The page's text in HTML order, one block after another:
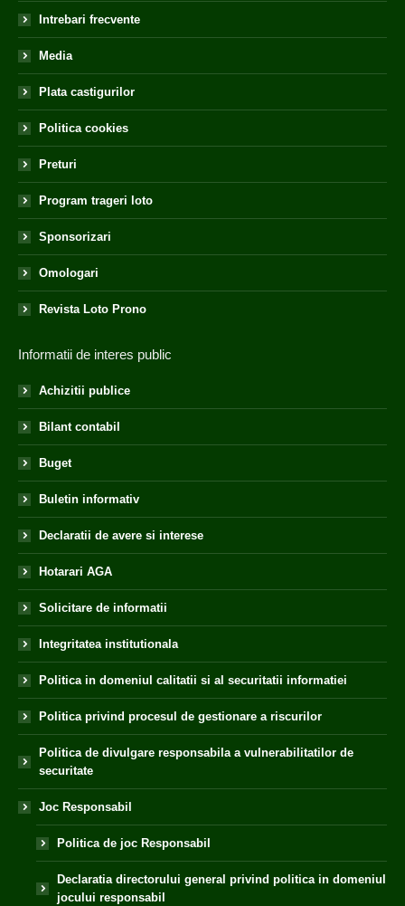
Intrebari frecvente
Media
Plata castigurilor
Politica cookies
Preturi
Program trageri loto
Sponsorizari
Omologari
Revista Loto Prono
Informatii de interes public
Achizitii publice
Bilant contabil
Buget
Buletin informativ
Declaratii de avere si interese
Hotarari AGA
Solicitare de informatii
Integritatea institutionala
Politica in domeniul calitatii si al securitatii informatiei
Politica privind procesul de gestionare a riscurilor
Politica de divulgare responsabila a vulnerabilitatilor de
securitate
Joc Responsabil
Politica de joc Responsabil
Declaratia directorului general privind politica in domeniul
jocului responsabil